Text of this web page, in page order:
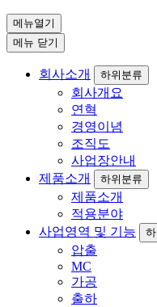
메뉴열기
메뉴 닫기
회사소개 하위분류
회사개요
연혁
경영이념
조직도
사업장안내
제품소개
하위분류
제품소개
적용분야
사업영역 및 기능
압출
MC
가공
출하